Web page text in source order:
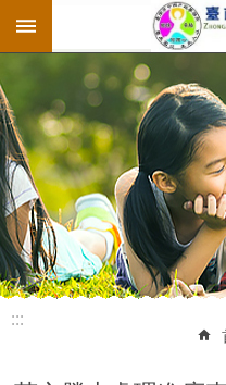
跳到主要內容區塊
:::
:::